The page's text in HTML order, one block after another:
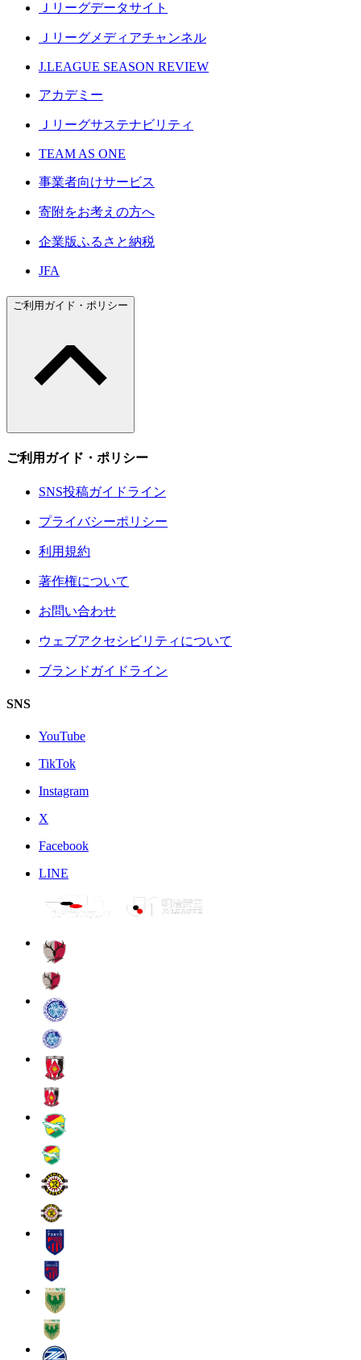
Ｊリーグデータサイト
Ｊリーグメディアチャンネル
J.LEAGUE SEASON REVIEW
アカデミー
Ｊリーグサステナビリティ
TEAM AS ONE
事業者向けサービス
寄附をお考えの方へ
企業版ふるさと納税
JFA
ご利用ガイド・ポリシー
ご利用ガイド・ポリシー
SNS投稿ガイドライン
プライバシーポリシー
利用規約
著作権について
お問い合わせ
ウェブアクセシビリティについて
ブランドガイドライン
SNS
YouTube
TikTok
Instagram
X
Facebook
LINE